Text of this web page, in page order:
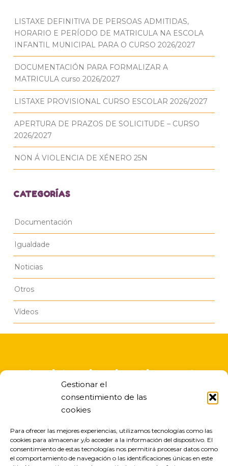
Gestionar el
consentimiento de las
cookies
Para ofrecer las mejores experiencias, utilizamos tecnologías como las
cookies para almacenar y/o acceder a la información del dispositivo. El
consentimiento de estas tecnologías nos permitirá procesar datos como
el comportamiento de navegación o las identificaciones únicas en este
LISTAXE DEFINITIVA DE PERSOAS ADMITIDAS,
HORARIO E PERÍODO DE MATRICULA NA ESCOLA
INFANTIL MUNICIPAL PARA O CURSO 2026/2027
DOCUMENTACIÓN PARA FORMALIZAR A
MATRICULA curso 2026/2027
LISTAXE PROVISIONAL CURSO ESCOLAR 2026/2027
APERTURA DE PRAZOS DE SOLICITUDE – CURSO
2026/2027
NON Á VIOLENCIA DE XÉNERO 25N
CATEGORÍAS
Documentación
Igualdade
Noticias
Otros
Vídeos
A asistencia educativa nesta
escola infantil é gratuita